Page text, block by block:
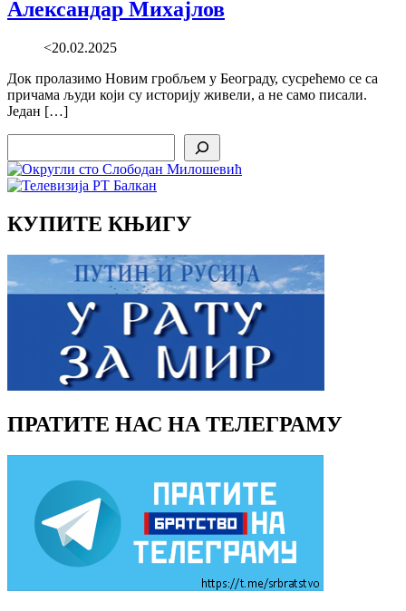
Александар Михајлов
<20.02.2025
Док пролазимо Новим гробљем у Београду, сусрећемо се са
причама људи који су историју живели, а не само писали.
Један […]
КУПИТЕ КЊИГУ
ПРАТИТЕ НАС НА ТЕЛЕГРАМУ